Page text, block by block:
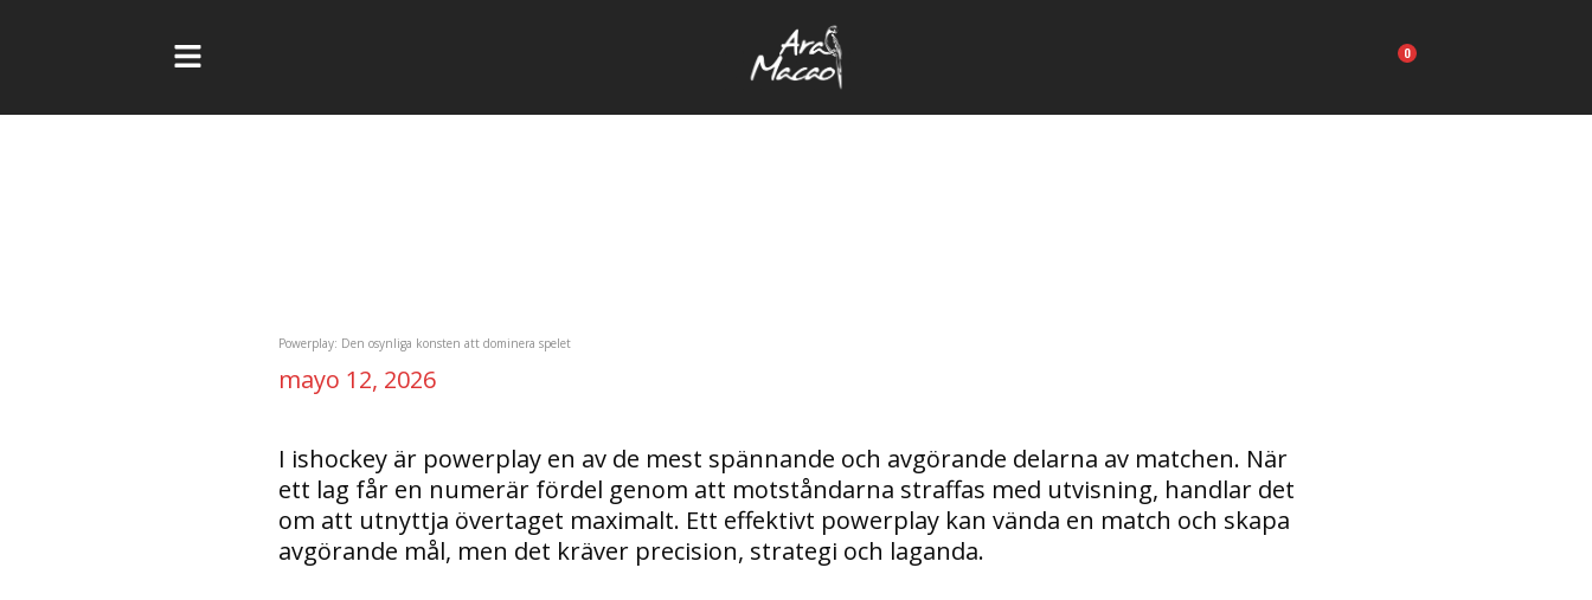
Carrito
Powerplay: Den osynliga konsten att dominera spelet
mayo 12, 2026
I ishockey är powerplay en av de mest spännande och avgörande delarna av matchen. När
ett lag får en numerär fördel genom att motståndarna straffas med utvisning, handlar det
om att utnyttja övertaget maximalt. Ett effektivt powerplay kan vända en match och skapa
avgörande mål, men det kräver precision, strategi och laganda.